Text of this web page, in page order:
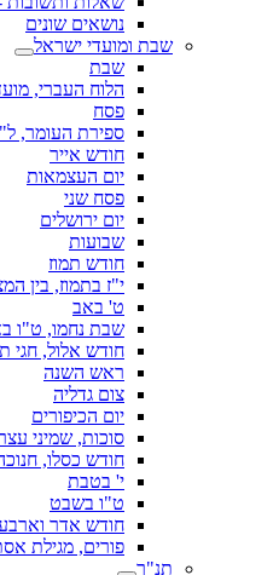
נושאים שונים
שבת ומועדי ישראל
שבת
הלוח העברי,
פסח
ספירת העומר,
חודש אייר
יום העצמאות
פסח שני
יום ירושלים
שבועות
חודש תמוז
י"ז בתמוז, בין
ט' באב
שבת נחמו, ט"ו
חודש אלול, חגי
ראש השנה
צום גדליה
יום הכיפורים
סוכות, שמיני
חודש כסלו,
י' בטבת
ט"ו בשבט
חודש אדר
פורים, מגילת
תנ"ך